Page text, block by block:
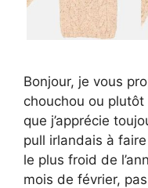
Bonjour, je vous
chouchou ou
que j’apprécie
pull irlandais à
le plus froid de
mois de février,